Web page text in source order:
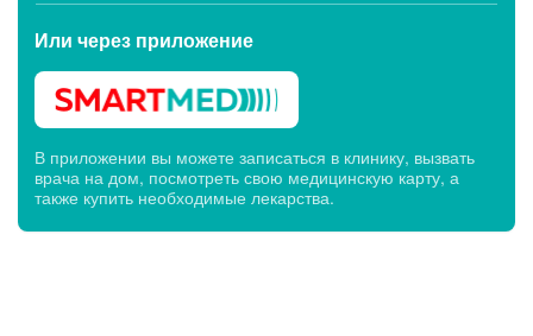
Или через приложение
В приложении вы можете записаться в клинику, вызвать
врача на дом, посмотреть свою медицинскую карту, а
также купить необходимые лекарства.